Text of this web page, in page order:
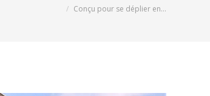
Conçu pour se déplier en…